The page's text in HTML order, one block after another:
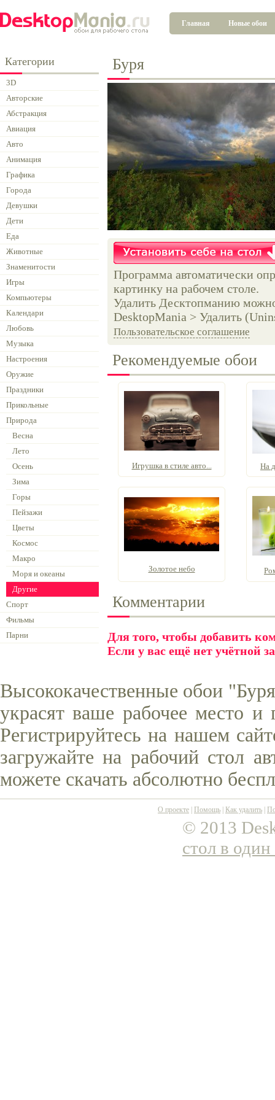
Главная Новые обои
Категории
3D
Авторские
Абстракция
Авиация
Авто
Анимация
Графика
Города
Девушки
Дети
Еда
Животные
Знаменитости
Игры
Компьютеры
Календари
Любовь
Музыка
Настроения
Оружие
Праздники
Прикольные
Природа
Весна
Лето
Осень
Зима
Горы
Пейзажи
Цветы
Космос
Макро
Моря и океаны
Другие
Спорт
Фильмы
Парни
Буря
Программа автоматически
картинку на рабочем столе.
Удалить Десктопманию
DesktopMania > Удалить
Пользовательское соглашение
Рекомендуемые обои
Игрушка в стиле авто... На
Золотое небо
Комментарии
Для того, чтобы добавить
Если у вас ещё нет учётной
Высококачественные обои
украсят ваше рабочее место и
Регистрируйтесь на нашем
загружайте на рабочий стол
можете скачать абсолютно
О проекте Помощь Как удалить
© 2013
стол в